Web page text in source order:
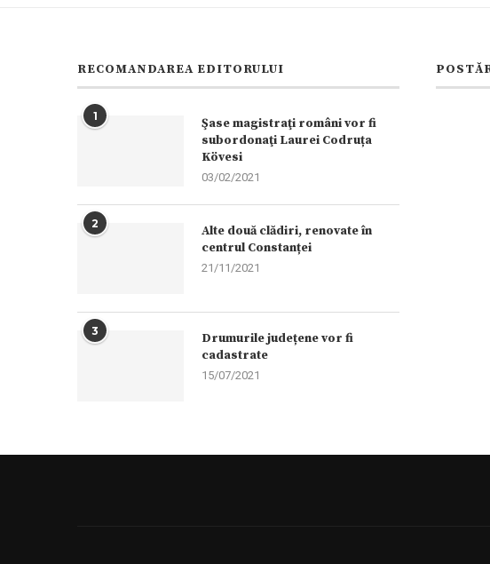
RECOMANDAREA EDITORULUI
1
Şase magistraţi români vor fi
subordonaţi Laurei Codruța
Kövesi
03/02/2021
2
Alte două clădiri, renovate în
centrul Constanței
21/11/2021
3
Drumurile județene vor fi
cadastrate
15/07/2021